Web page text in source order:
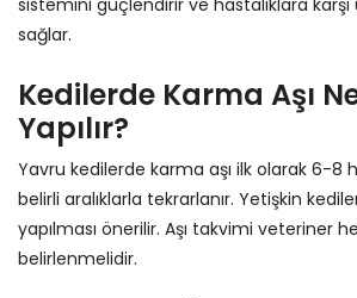
sistemini güçlendirir ve hastalıklara
sağlar.
Kedilerde Karma Aşı
Yapılır?
Yavru kedilerde karma aşı ilk olarak 6-8
belirli aralıklarla tekrarlanır. Yetişkin
yapılması önerilir. Aşı takvimi veteriner
belirlenmelidir.